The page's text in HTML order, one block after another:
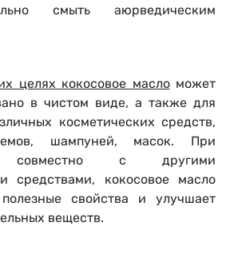
смыть аюрведическим
целях кокосовое масломожет
в чистом виде, а также для
косметических средств,
шампуней, масок. При
совместно с другими
средствами, кокосовое масло
свойства и улучшает
веществ.